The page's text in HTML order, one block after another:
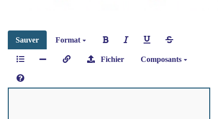
Sauver Format
Fichier Composants